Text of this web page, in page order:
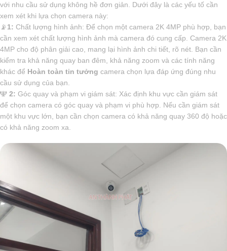
với nhu cầu sử dụng không hề đơn giản. Dưới đây là các yếu tố cần
xem xét khi lựa chọn camera này:
📡1: Chất lượng hình ảnh: Để chọn một camera 2K 4MP phù hợp, bạn
cần xem xét chất lượng hình ảnh mà camera đó cung cấp. Camera 2K
4MP cho độ phân giải cao, mang lại hình ảnh chi tiết, rõ nét. Bạn cần
kiểm tra khả năng quay ban đêm, khả năng zoom và các tính năng
khác để Hoàn toàn tin tưởng camera chọn lựa đáp ứng đúng nhu
cầu sử dụng của bạn.
️🕎 2: Góc quay và phạm vi giám sát: Xác định khu vực cần giám sát
để chọn camera có góc quay và phạm vi phù hợp. Nếu cần giám sát
một khu vực lớn, bạn cần chọn camera có khả năng quay 360 độ hoặc
có khả năng zoom xa.